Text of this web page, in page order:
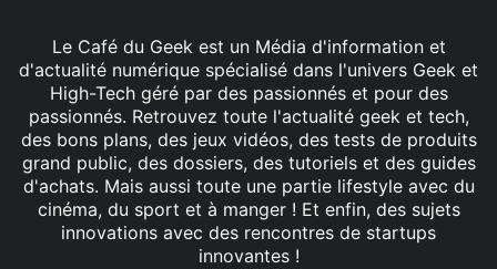
Le Café du Geek est un Média d'information et
d'actualité numérique spécialisé dans l'univers Geek et
High-Tech géré par des passionnés et pour des
passionnés. Retrouvez toute l'actualité geek et tech,
des bons plans, des jeux vidéos, des tests de produits
grand public, des dossiers, des tutoriels et des guides
d'achats. Mais aussi toute une partie lifestyle avec du
cinéma, du sport et à manger ! Et enfin, des sujets
innovations avec des rencontres de startups
innovantes !